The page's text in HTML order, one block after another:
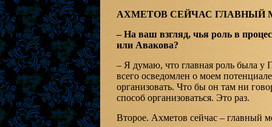
АХМЕТОВ СЕЙЧАС ГЛАВНЫЙ
– На ваш взгляд, чья роль в
или Авакова?
– Я думаю, что главная роль была у
всего осведомлен о моем
организовать. Что бы он там ни
способ организоваться. Это раз.
Второе. Ахметов сейчас – главный